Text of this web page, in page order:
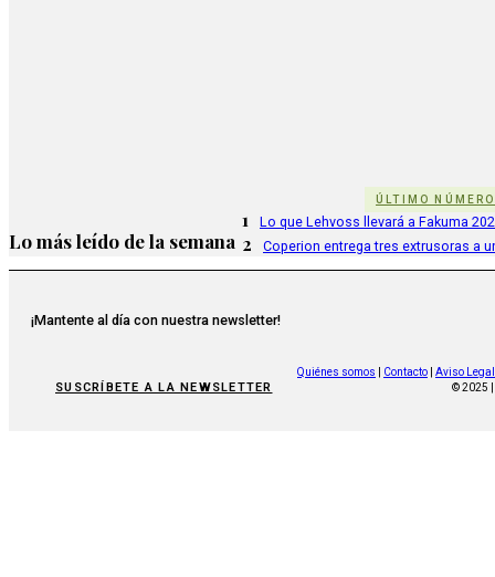
ÚLTIMO NÚMERO
Lo más leído de la semana
1 Lo que Lehvoss llevará a Fakuma
2 Coperion entrega tres extrusoras a
¡Mantente al día con nuestra newsletter!
SUSCRÍBETE A LA NEWSLETTER
Quiénes somos Contacto
Aviso Legal
© 2025